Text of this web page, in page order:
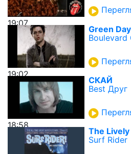
19:07
19:02
Green Day
Boulevard
18:58
СКАЙ
Best Друг
The
Surf Rider